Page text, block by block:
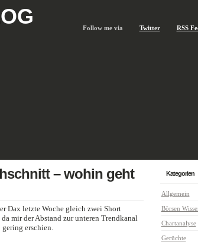
Follow me via Twitter RSS
– wohin geht
Dax letzte Woche gleich zwei Short
mir der Abstand zur unteren Trendkanal
erschien.
Kategorien
Allgemein
Börsen
Chartanalyse
Gerüchte